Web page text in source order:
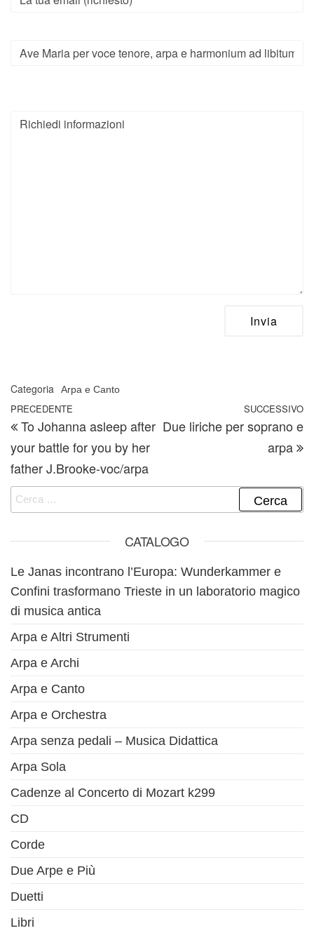
Categoria Arpa e Canto
Navigazione articoli
Articolo precedente
PRECEDENTE
To Johanna asleep after
your battle for you by her
father J.Brooke-voc/arpa
SUCCESSIVO
Due liriche per soprano e
arpa
Ricerca per:
CATALOGO
Le Janas incontrano l’Europa: Wunderkammer e
Confini trasformano Trieste in un laboratorio magico
di musica antica
Arpa e Altri Strumenti
Arpa e Archi
Arpa e Canto
Arpa e Orchestra
Arpa senza pedali – Musica Didattica
Arpa Sola
Cadenze al Concerto di Mozart k299
CD
Corde
Due Arpe e Più
Duetti
Libri